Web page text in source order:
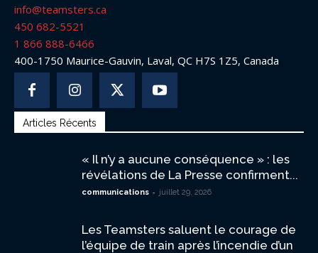
info@teamsters.ca
450 682-5521
1 866 888-6466
400-1750 Maurice-Gauvin, Laval, QC H7S 1Z5, Canada
Articles Récents
« Il n’y a aucune conséquence » : les
révélations de La Presse confirment...
communications - juillet 29, 2026
Les Teamsters saluent le courage de
l’équipe de train après l’incendie d’un